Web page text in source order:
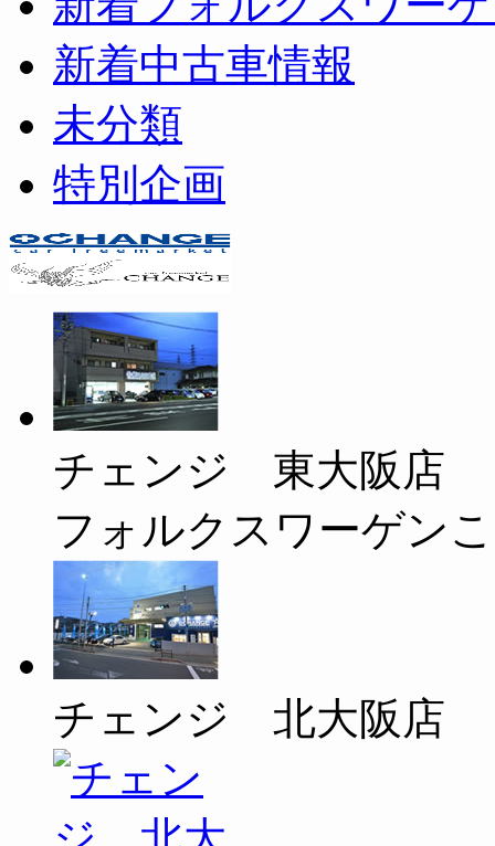
新着中古車情報
未分類
特別企画
チェンジ 東大阪店
フォルクスワーゲン
チェンジ 北大阪店